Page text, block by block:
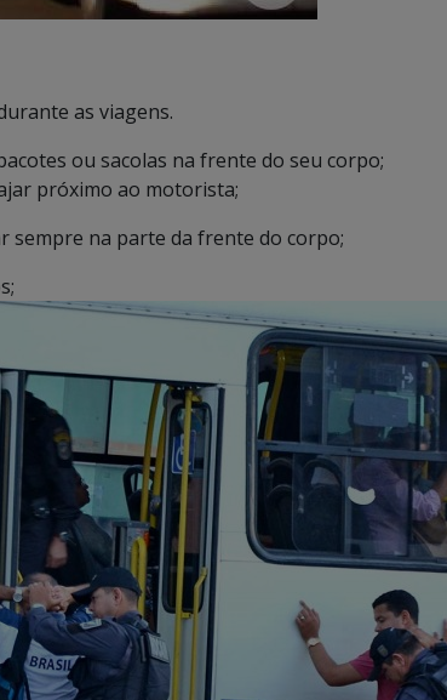
as viagens.
ou sacolas na frente do seu corpo;
próximo ao motorista;
sempre na parte da frente do corpo;